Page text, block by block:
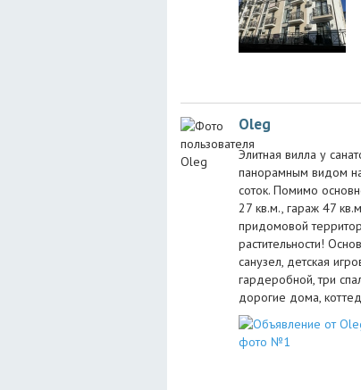
Oleg
Элитная вилла у
панорaмным видoм
сотoк. Помимo
27 кв.м., гараж 47
придомовой
растительности!
санузел, детскaя
гардеробнoй, три
дорогие дома,